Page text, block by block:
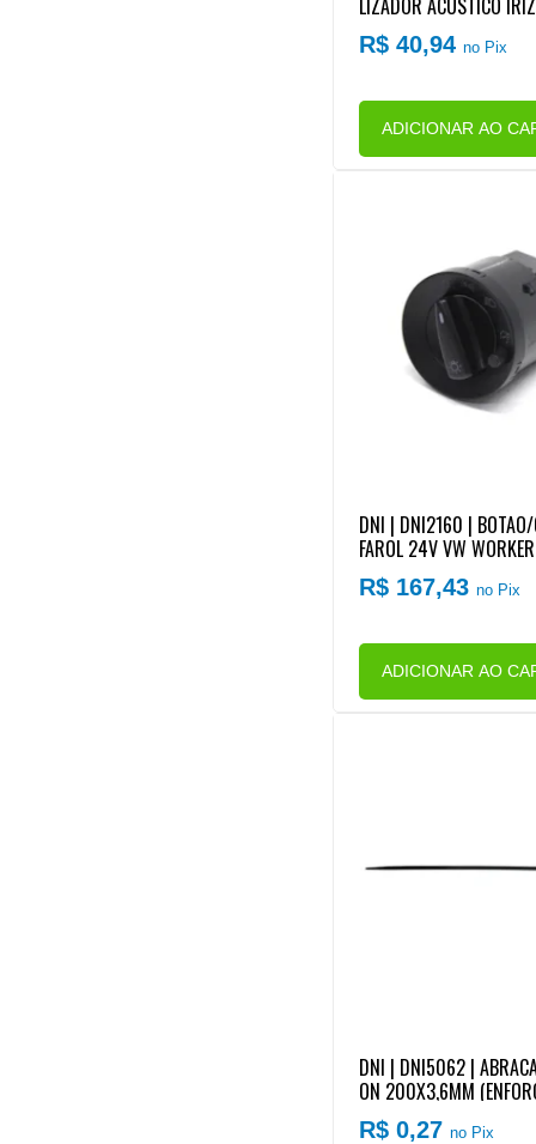
MINAIS) (SEM SUPORTE)
R$ 40,94 no Pix
ADICIONAR AO
DNI | DNI2160 | BOTAO/
FAROL 24V VW WORKER
R$ 167,43 no Pix
ADICIONAR AO
DNI | DNI5062 |
ON 200X3,6MM
R$ 0,27 no Pix